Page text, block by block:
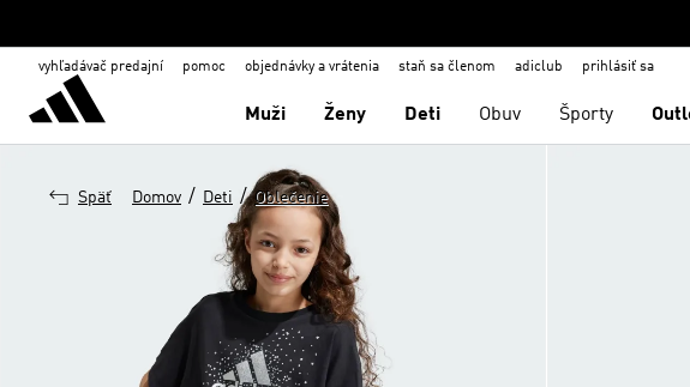
vyhľadávač predajní pomoc objednávky a vrátenia staň sa členom adiclub prihlásiť sa
Muži Ženy Deti Obuv Športy
Späť Domov / Deti / Oblečenie